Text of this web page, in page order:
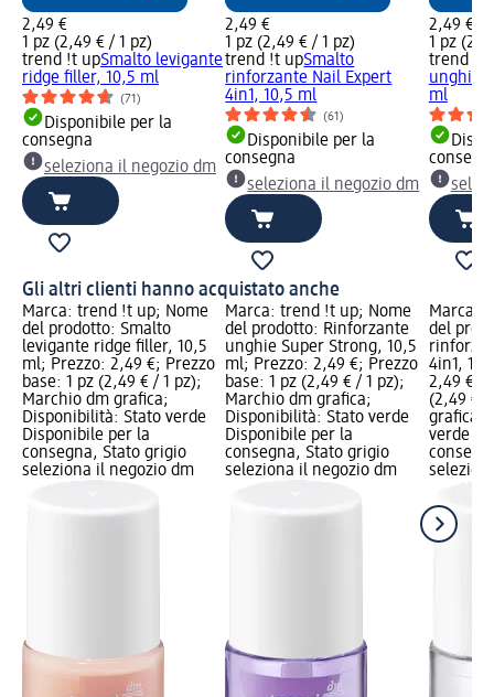
2,49 €
1 pz (2,49 € / 1 pz)
trend !t upSmalto levigante
ridge filler, 10,5 ml
(71)
Disponibile per la
consegna
seleziona il negozio dm
2,49 €
1 pz (2,49 € / 1 pz)
trend !t upSmalto
rinforzante Nail Expert
4in1, 10,5 ml
(61)
Disponibile per la
consegna
seleziona il negozio dm
2,49 €
1 pz
trend !t
unghie
ml
Gli altri clienti hanno acquistato anche
Marca: trend !t up; Nome
del prodotto: Smalto
levigante ridge filler, 10,5
ml; Prezzo: 2,49 €; Prezzo
base: 1 pz (2,49 € / 1 pz);
Marchio dm grafica;
Disponibilità: Stato verde
Disponibile per la
consegna, Stato grigio
seleziona il negozio dm
Marca: trend !t up; Nome
del prodotto: Rinforzante
unghie Super Strong, 10,5
ml; Prezzo: 2,49 €; Prezzo
base: 1 pz (2,49 € / 1 pz);
Marchio dm grafica;
Disponibilità: Stato verde
Disponibile per la
consegna, Stato grigio
seleziona il negozio dm
Marca:
del
4in1,
2,49 €;
(2,49 € /
grafica;
verde